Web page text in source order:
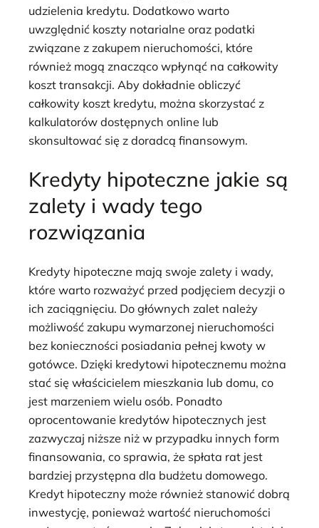
udzielenia kredytu. Dodatkowo warto
uwzględnić koszty notarialne oraz podatki
związane z zakupem nieruchomości, które
również mogą znacząco wpłynąć na całkowity
koszt transakcji. Aby dokładnie obliczyć
całkowity koszt kredytu, można skorzystać z
kalkulatorów dostępnych online lub
skonsultować się z doradcą finansowym.
Kredyty hipoteczne jakie są
zalety i wady tego
rozwiązania
Kredyty hipoteczne mają swoje zalety i wady,
które warto rozważyć przed podjęciem decyzji o
ich zaciągnięciu. Do głównych zalet należy
możliwość zakupu wymarzonej nieruchomości
bez konieczności posiadania pełnej kwoty w
gotówce. Dzięki kredytowi hipotecznemu można
stać się właścicielem mieszkania lub domu, co
jest marzeniem wielu osób. Ponadto
oprocentowanie kredytów hipotecznych jest
zazwyczaj niższe niż w przypadku innych form
finansowania, co sprawia, że spłata rat jest
bardziej przystępna dla budżetu domowego.
Kredyt hipoteczny może również stanowić dobrą
inwestycję, ponieważ wartość nieruchomości